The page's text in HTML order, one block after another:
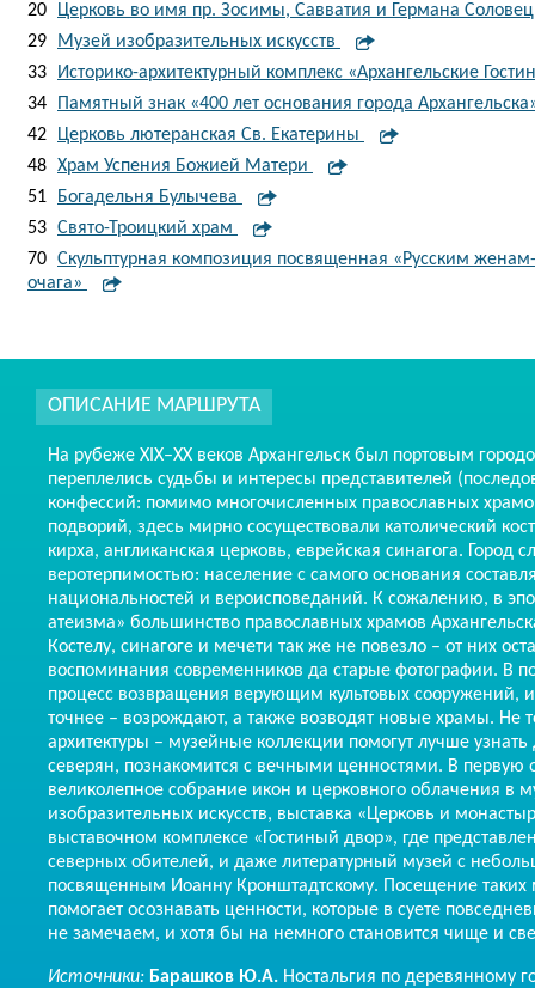
20
Церковь во имя пр. Зосимы, Савватия и Германа
29
Музей изобразительных искусств
33
Историко-архитектурный комплекс «Архангельские
34
Памятный знак «400 лет основания города
42
Церковь лютеранская Св. Екатерины
48 Храм Успения Божией Матери
51
Богадельня Булычева
53 Свято-Троицкий храм
70 Скульптурная композиция посвященная «Русским
очага»
ОПИСАНИЕ МАРШРУТА
На рубеже XIX–XX веков Архангельск был портовым
переплелись судьбы и интересы представителей
конфессий: помимо многочисленных православных
подворий, здесь мирно сосуществовали католический
кирха, англиканская церковь, еврейская синагога. Город
веротерпимостью: население с самого основания
национальностей и вероисповеданий. К сожалению, в
атеизма» большинство православных храмов
Костелу, синагоге и мечети так же не повезло – от них
воспоминания современников да старые фотографии. В
процесс возвращения верующим культовых сооружений,
точнее – возрождают, а также возводят новые храмы. Не
архитектуры – музейные коллекции помогут лучше
северян, познакомится с вечными ценностями. В первую
великолепное собрание икон и церковного облачения в
изобразительных искусств, выставка «Церковь и
выставочном комплексе «Гостиный двор», где
северных обителей, и даже литературный музей с
посвященным Иоанну Кронштадтскому. Посещение таких
помогает осознавать ценности, которые в суете
не замечаем, и хотя бы на немного становится чище и
Источники: Барашков Ю.А. Ностальгия по деревянному